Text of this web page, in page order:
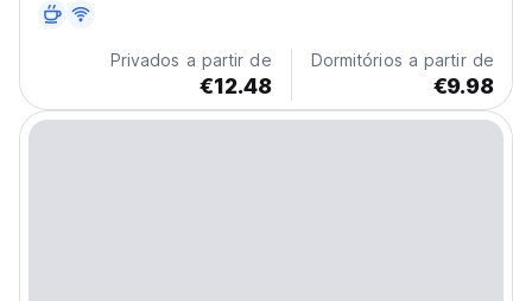
Privados a partir de
€12.48
Dormitórios a partir de
€9.98